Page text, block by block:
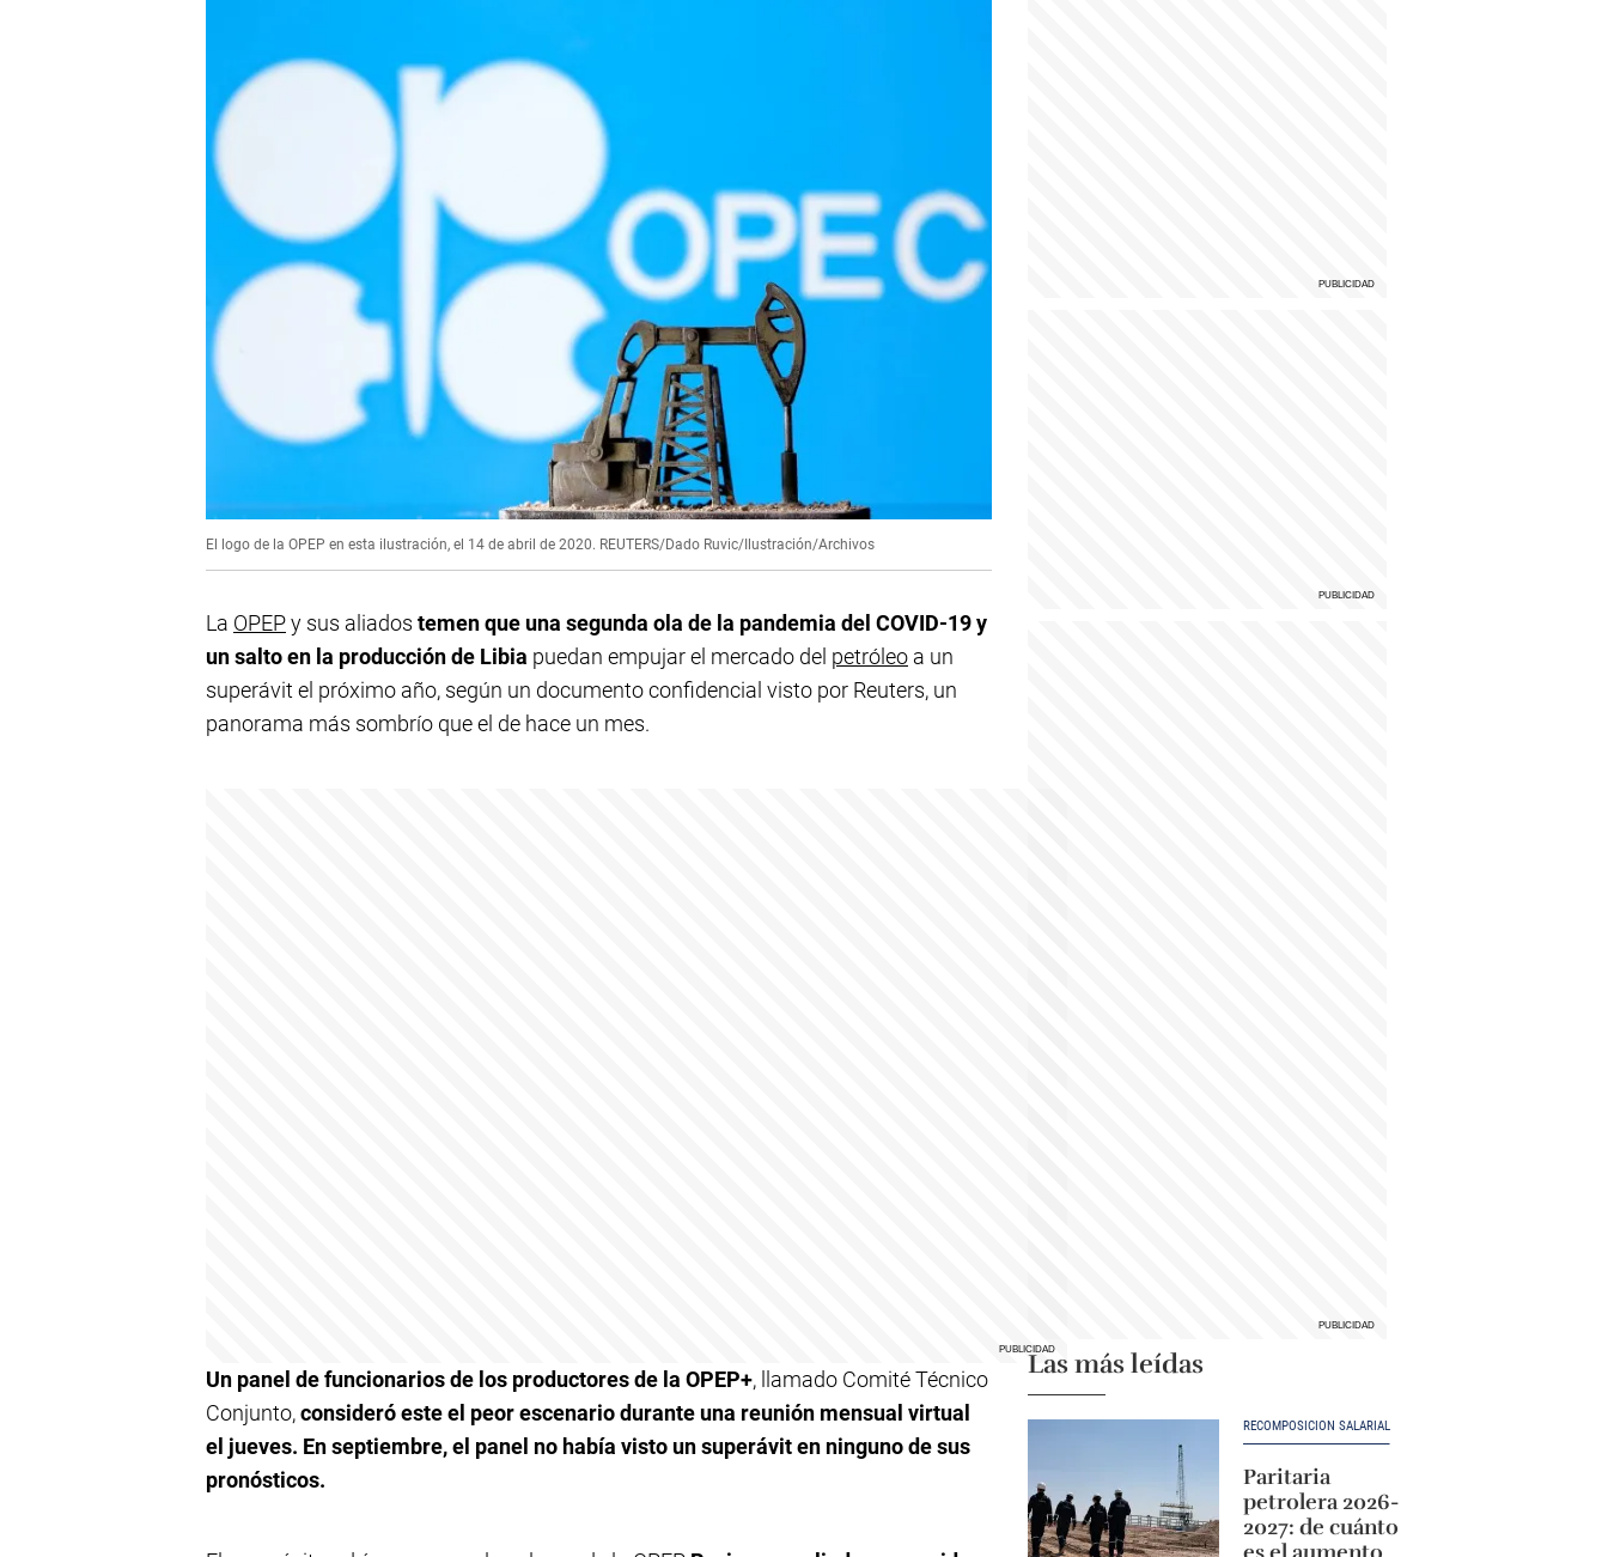
El logo de la OPEP en esta ilustración, el 14 de abril de 2020. REUTERS/Dado Ruvic/Ilustración/Archivos
La OPEPy sus aliados temen que una segunda ola de la pandemia del COVID-19 y
un salto en la producción de Libia puedan empujar el mercado del petróleo a un
superávit el próximo año, según un documento confidencial visto por Reuters, un
panorama más sombrío que el de hace un mes.
Un panel de funcionarios de los productores de la OPEP+, llamado Comité Técnico
Conjunto,consideró este el peor escenario durante una reunión mensual virtual
el jueves. En septiembre, el panel no había visto un superávit en ninguno de sus
pronósticos.
Las más leídas
RECOMPOSICIÓN SALARIAL
Paritaria
petrolera 2026-
2027: de cuánto